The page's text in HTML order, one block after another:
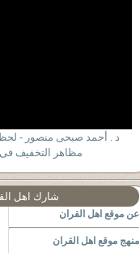
مظاهر التخفيف
شارك اهل
عن موقع اهل القران
منهج موقع اهل القران